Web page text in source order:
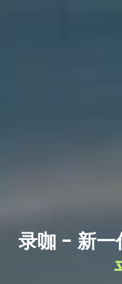
录咖 - 新一